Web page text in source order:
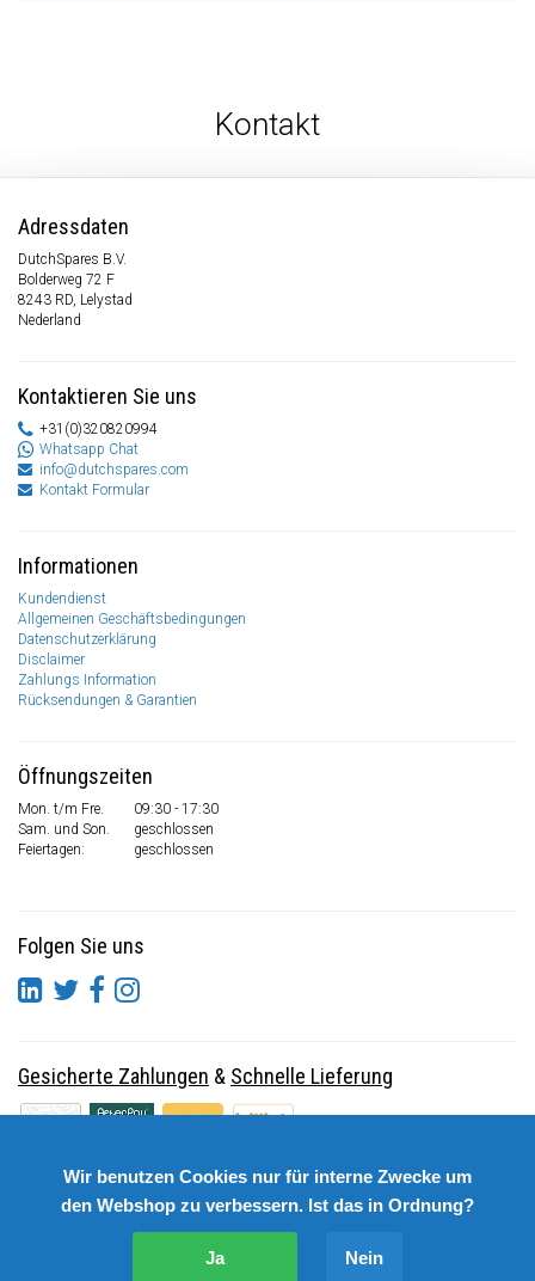
Kontakt
Adressdaten
DutchSpares B.V.
Bolderweg 72 F
8243 RD, Lelystad
Nederland
Kontaktieren Sie uns
+31(0)320820994
Whatsapp Chat
info@dutchspares.com
Kontakt Formular
Informationen
Kundendienst
Allgemeinen Geschäftsbedingungen
Datenschutzerklärung
Disclaimer
Zahlungs Information
Rücksendungen & Garantien
Öffnungszeiten
Mon. t/m Fre.
09:30 - 17:30
Sam. und Son.
geschlossen
Feiertagen:
geschlossen
Folgen Sie uns
Gesicherte Zahlungen & Schnelle Lieferung
Wir benutzen Cookies nur für interne Zwecke um
den Webshop zu verbessern. Ist das in Ordnung?
Ja Nein